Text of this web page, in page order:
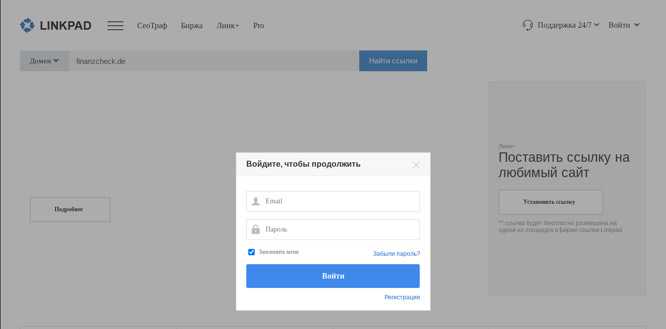
СеоТраф Биржа Линк+ Pro Поддержка 24/7 Войти
Домен Найти ссылки
Подробнее
Линк+
Поставить ссылку на
любимый сайт
Установить ссылку
** ссылка будет бесплатно размещена на
одной из площадок в Бирже ссылок Linkpad
Войдите, чтобы продолжить
Email
Пароль
Запомнить меня
Регистрация
Забыли пароль?